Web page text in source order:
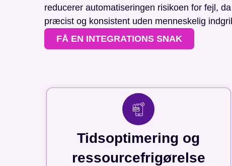
reducerer automatiseringen risikoen for fejl,
præcist og konsistent uden menneskelig
FÅ EN INTEGRATIONS SNAK
Tidsoptimering og
ressourcefrigørelse